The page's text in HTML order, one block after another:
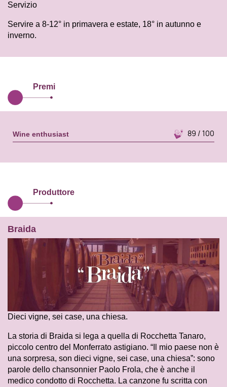
Servizio
Servire a 8-12° in primavera e estate, 18° in autunno e
inverno.
Premi
Wine enthusiast 89 / 100
Produttore
Braida
Dieci vigne, sei case, una chiesa.
La storia di Braida si lega a quella di Rocchetta Tanaro,
piccolo centro del Monferrato astigiano. “Il mio paese non è
una sorpresa, son dieci vigne, sei case, una chiesa”: sono
parole dello chansonnier Paolo Frola, che è anche il
medico condotto di Rocchetta. La canzone fu scritta con